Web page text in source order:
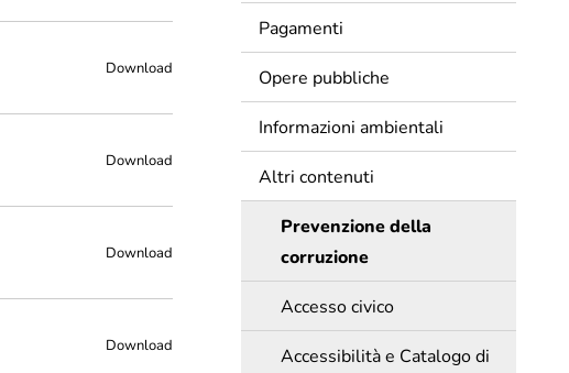
Download
Download
Download
Download
Pagamenti
Opere pubbliche
Informazioni ambientali
Altri contenuti
Prevenzione della
corruzione
Accesso civico
Accessibilità e Catalogo di